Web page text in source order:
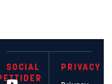
SOCIAL PRIVACY